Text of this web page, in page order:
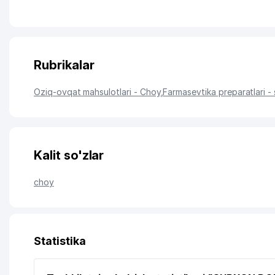
Rubrikalar
Oziq-ovqat mahsulotlari - Choy,Farmasevtika preparatlari -
Kalit so'zlar
choy
Statistika